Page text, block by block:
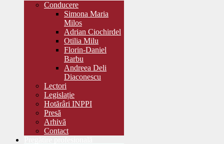
Conducere
Simona Maria
Milos
Adrian Ciochirdel
Otilia Milu
Florin-Daniel
Barbu
Andreea Deli
Diaconescu
Lectori
Legislație
Hotărâri INPPI
Presă
Arhivă
Contact